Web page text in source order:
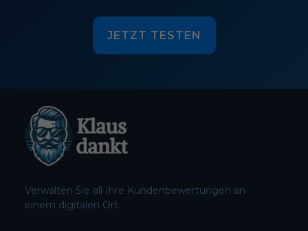
JETZT TESTEN
Verwalten Sie all Ihre Kundenbewertungen an
einem digitalen Ort.